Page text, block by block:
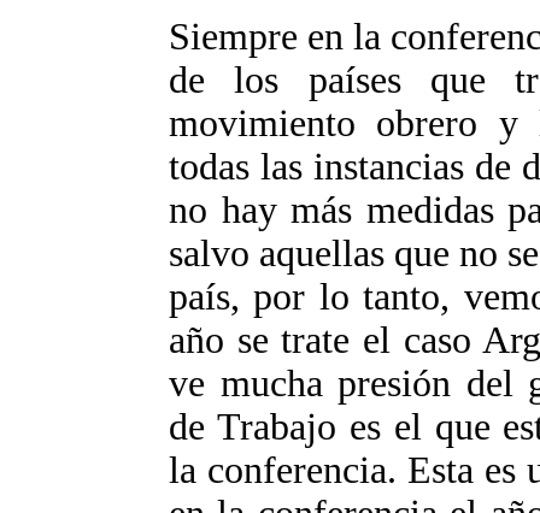
Siempre en la
de los países que
movimiento obrero y
todas las instancias de
no hay más medidas
salvo aquellas que no
país, por lo tanto,
año se trate el caso
ve mucha presión del
de Trabajo es el que
la conferencia. Esta es